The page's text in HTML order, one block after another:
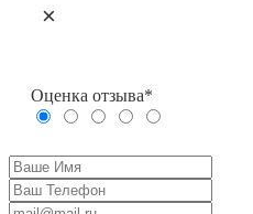
×
Оценка отзыва*